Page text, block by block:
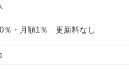
％・月額1％ 更新料なし